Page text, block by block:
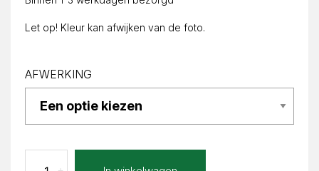
Let op! Kleur kan afwijken van de foto.
AFWERKING